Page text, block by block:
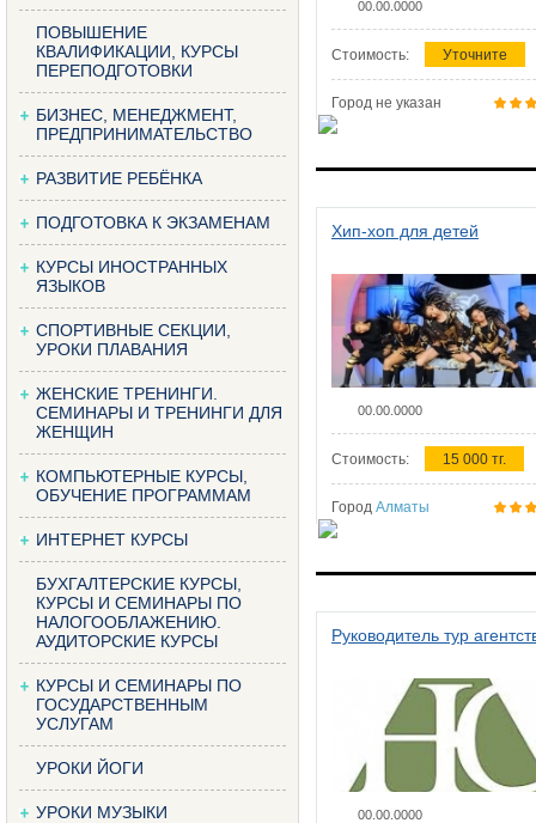
ПОВЫШЕНИЕ
КВАЛИФИКАЦИИ, КУРСЫ
ПЕРЕПОДГОТОВКИ
БИЗНЕС, МЕНЕДЖМЕНТ,
ПРЕДПРИНИМАТЕЛЬСТВО
РАЗВИТИЕ РЕБЁНКА
ПОДГОТОВКА К ЭКЗАМЕНАМ
КУРСЫ ИНОСТРАННЫХ
ЯЗЫКОВ
СПОРТИВНЫЕ СЕКЦИИ,
УРОКИ ПЛАВАНИЯ
ЖЕНСКИЕ ТРЕНИНГИ.
СЕМИНАРЫ И ТРЕНИНГИ ДЛЯ
ЖЕНЩИН
КОМПЬЮТЕРНЫЕ КУРСЫ,
ОБУЧЕНИЕ ПРОГРАММАМ
ИНТЕРНЕТ КУРСЫ
БУХГАЛТЕРСКИЕ КУРСЫ,
КУРСЫ И СЕМИНАРЫ ПО
НАЛОГООБЛАЖЕНИЮ.
АУДИТОРСКИЕ КУРСЫ
КУРСЫ И СЕМИНАРЫ ПО
ГОСУДАРСТВЕННЫМ
УСЛУГАМ
УРОКИ ЙОГИ
УРОКИ МУЗЫКИ
00.00.0000
Стоимость: Уточните
Город не указан
Хип-хоп для детей
00.00.0000
Стоимость: 15 000 тг.
Город Алматы
Руководитель тур
00.00.0000